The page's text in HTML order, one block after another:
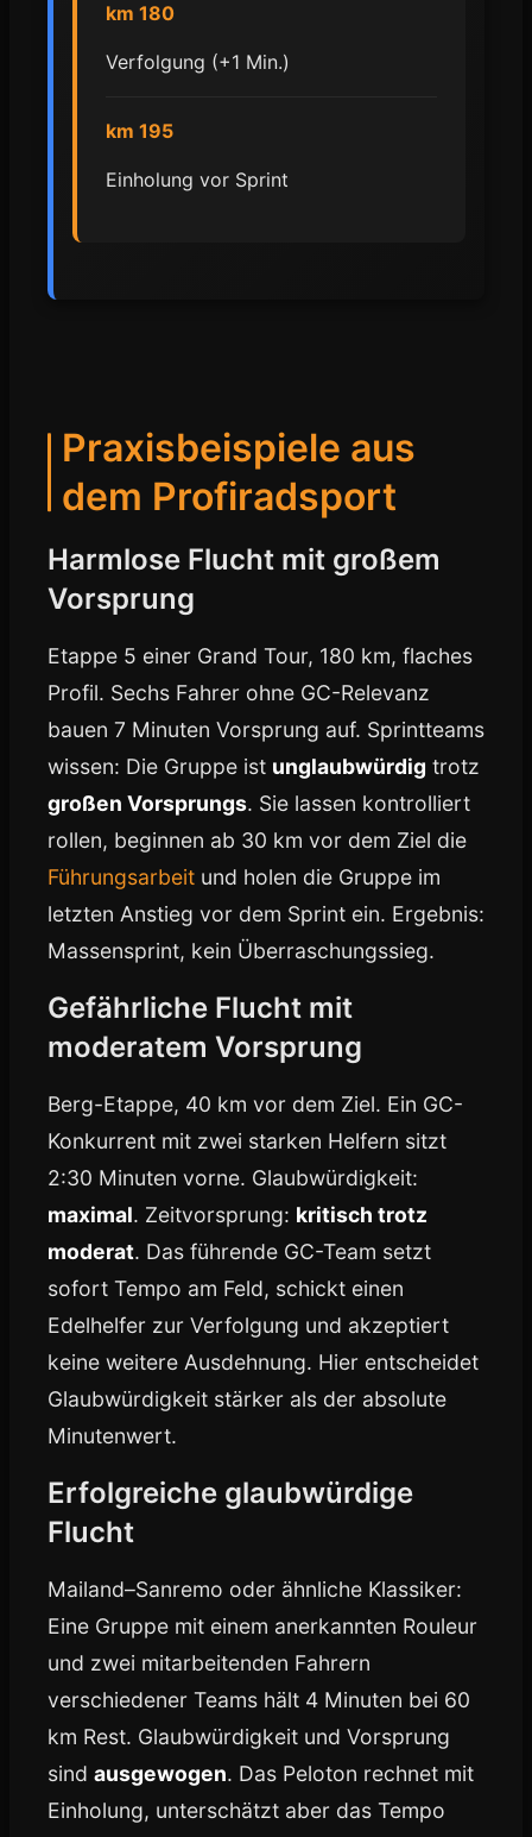
km 180
Verfolgung (+1 Min.)
km 195
Einholung vor Sprint
Praxisbeispiele aus
dem Profiradsport
Harmlose Flucht mit großem
Vorsprung
Etappe 5 einer Grand Tour, 180 km, flaches
Profil. Sechs Fahrer ohne GC-Relevanz
bauen 7 Minuten Vorsprung auf. Sprintteams
wissen: Die Gruppe ist unglaubwürdig trotz
großen Vorsprungs. Sie lassen kontrolliert
rollen, beginnen ab 30 km vor dem Ziel die
Führungsarbeit und holen die Gruppe im
letzten Anstieg vor dem Sprint ein. Ergebnis:
Massensprint, kein Überraschungssieg.
Gefährliche Flucht mit
moderatem Vorsprung
Berg-Etappe, 40 km vor dem Ziel. Ein GC-
Konkurrent mit zwei starken Helfern sitzt
2:30 Minuten vorne. Glaubwürdigkeit:
maximal. Zeitvorsprung: kritisch trotz
moderat. Das führende GC-Team setzt
sofort Tempo am Feld, schickt einen
Edelhelfer zur Verfolgung und akzeptiert
keine weitere Ausdehnung. Hier entscheidet
Glaubwürdigkeit stärker als der absolute
Minutenwert.
Erfolgreiche glaubwürdige
Flucht
Mailand–Sanremo oder ähnliche Klassiker:
Eine Gruppe mit einem anerkannten Rouleur
und zwei mitarbeitenden Fahrern
verschiedener Teams hält 4 Minuten bei 60
km Rest. Glaubwürdigkeit und Vorsprung
sind ausgewogen. Das Peloton rechnet mit
Einholung, unterschätzt aber das Tempo